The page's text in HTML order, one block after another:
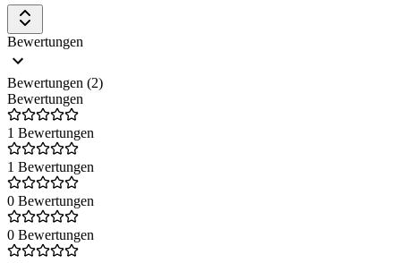
Bewertungen
Bewertungen (2)
Bewertungen
1 Bewertungen
1 Bewertungen
0 Bewertungen
0 Bewertungen